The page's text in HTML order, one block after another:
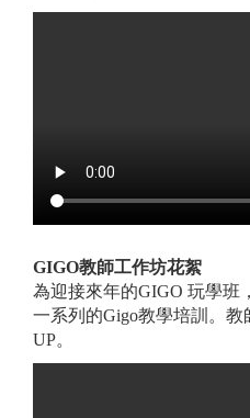
GIGO教師工作坊花絮
為迎接來年的GIGO 玩學班
一系列的Gigo教學培訓。
UP。